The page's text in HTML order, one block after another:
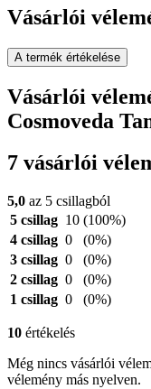
Vásárlói
A termék értékelése
Vásárlói
Cosmoveda
7 vásárlói
5,0 az 5 csillagból
5 csillag 10 (100%)
4 csillag 0
(0%)
3 csillag 0
(0%)
2 csillag 0
(0%)
1 csillag 0 (0%)
10 értékelés
Még nincs vásárlói
vélemény más nyelven.